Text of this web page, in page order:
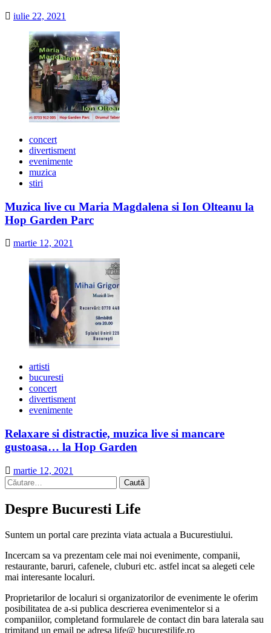
iulie 22, 2021
concert
divertisment
evenimente
muzica
stiri
Muzica live cu Maria Magdalena si Ion Olteanu la
Hop Garden Parc
martie 12, 2021
artisti
bucuresti
concert
divertisment
evenimente
Relaxare si distractie, muzica live si mancare
gustoasa… la Hop Garden
martie 12, 2021
Caută
după:
Despre Bucuresti Life
Suntem un portal care prezinta viata actuala a Bucurestiului.
Incercam sa va prezentam cele mai noi evenimente, companii,
restaurante, baruri, cafenele, cluburi etc. astfel incat sa alegeti cele
mai interesante localuri.
Proprietarilor de localuri si organizatorilor de evenimente le oferim
posibilitatea de a-si publica descrierea evenimentelor si a
companiilor, completand formularele de contact din bara laterala sau
trimitand un email pe adresa life@ bucurestilife.ro